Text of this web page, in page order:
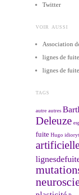
Twitter
VOIR AUSSI
Association
lignes de
lignes de
TAGS
autre autres
Deleuze
fuite Hugo